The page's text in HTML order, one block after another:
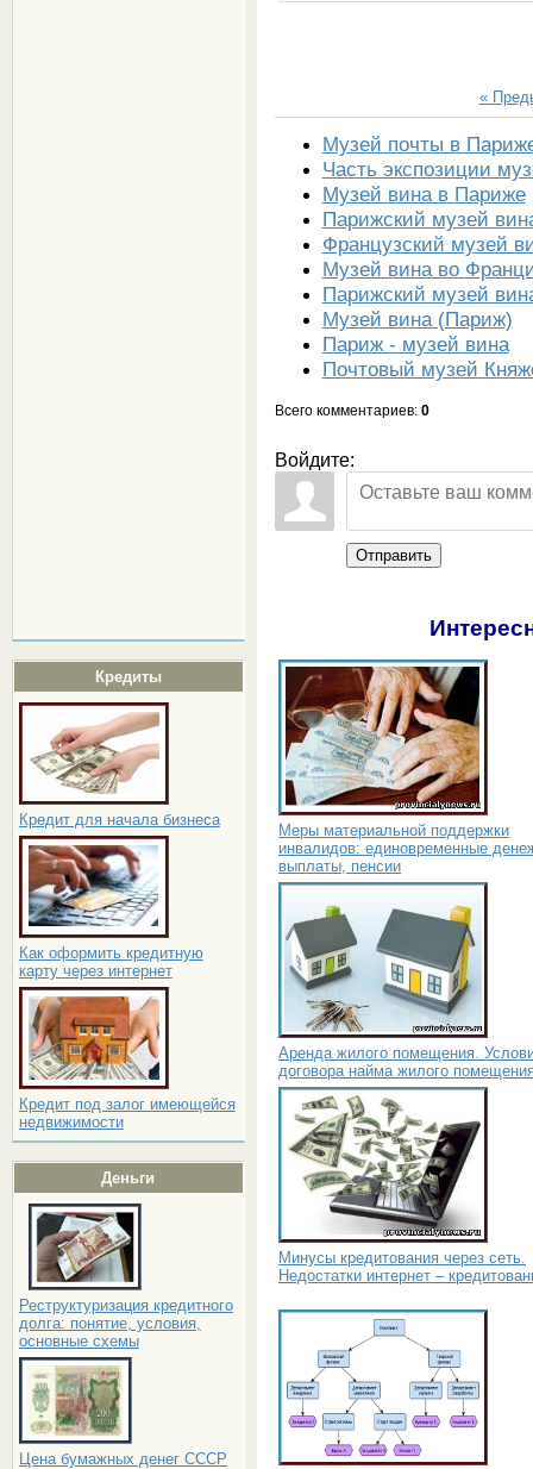
Кредиты
Кредит для начала бизнеса
Как оформить кредитную
карту через интернет
Кредит под залог имеющейся
недвижимости
Деньги
Реструктуризация кредитного
долга: понятие, условия,
основные схемы
Цена бумажных денег СССР
«
Музей почты в
Часть экспозиции
Музей вина в Париже
Парижский музей
Французский музей
Музей вина во
Парижский музей
Музей вина (Париж)
Париж - музей вина
Почтовый музей
Всего комментариев: 0
Войдите:
Отправить
Меры материальной поддержки
инвалидов: единовременные
выплаты, пенсии
Аренда жилого помещения.
договора найма жилого
Минусы кредитования через сеть.
Недостатки интернет –